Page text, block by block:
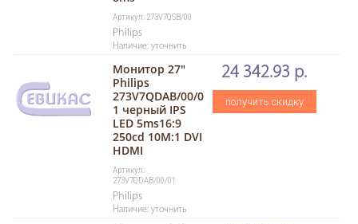
Артикул: 273V7QSB/00
Philips
Наличие: уточнить
Монитор 27"
Philips
273V7QDAB/00/0
1 черный IPS
LED 5ms16:9
250cd 10M:1 DVI
HDMI
Артикул:
273V7QDAB/00/01
Philips
Наличие: уточнить
24 342.93 р.
получить скидку